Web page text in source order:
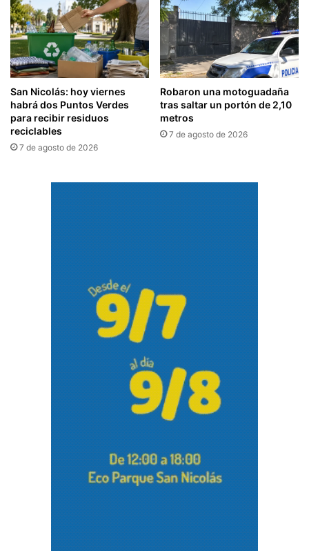
San Nicolás: hoy viernes
habrá dos Puntos Verdes
para recibir residuos
reciclables
7 de agosto de 2026
Robaron una motoguadaña
tras saltar un portón de 2,10
metros
7 de agosto de 2026